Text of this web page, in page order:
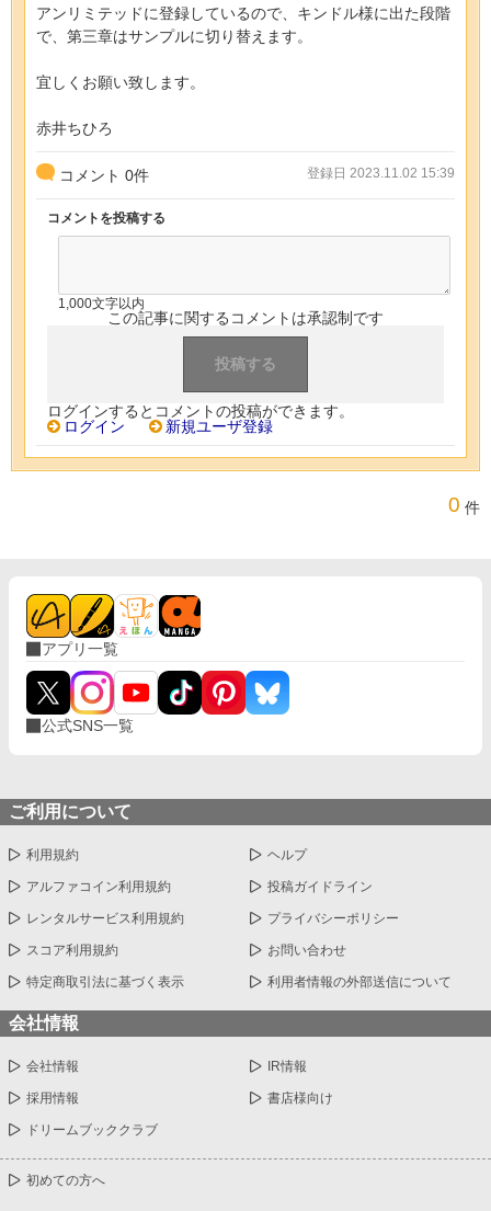
アンリミテッドに登録しているので、キンドル様に出た段階
で、第三章はサンプルに切り替えます。
宜しくお願い致します。
赤井ちひろ
コメント 0件 登録日 2023.11.02 15:39
コメントを投稿する
1,000文字以内
この記事に関するコメントは承認制です
ログインするとコメントの投稿ができます。
ログイン
新規ユーザ登録
0 件
アプリ一覧
公式SNS一覧
ご利用について
利用規約 ヘルプ
アルファコイン利用規約 投稿ガイドライン
レンタルサービス利用規約 プライバシーポリシー
スコア利用規約 お問い合わせ
特定商取引法に基づく表示 利用者情報の外部送信について
会社情報
会社情報 IR情報
採用情報 書店様向け
ドリームブッククラブ
初めての方へ